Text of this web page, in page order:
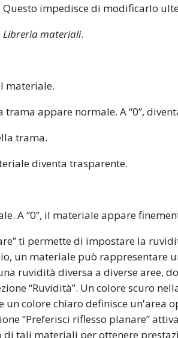
impedisce di modificarlo
Libreria materiali.
materiale.
appare normale. A “0”,
trama.
diventa trasparente.
A “0”, il materiale appare
ti permette di impostare la
un materiale può rappresentare
ruvidità diversa a diverse aree,
“Ruvidità”. Un colore scuro
colore chiaro definisce un'area
“Preferisci riflesso planare”
tali materiali per ottenere